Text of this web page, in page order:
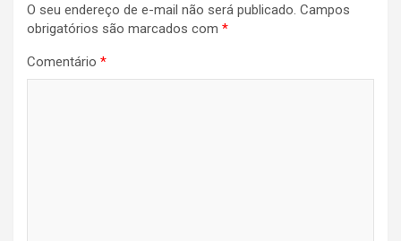
O seu endereço de e-mail não será publicado. Campos
obrigatórios são marcados com *
Comentário *